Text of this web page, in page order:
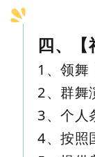
四、【
1、领舞
2、群舞
3、个人
4、按照